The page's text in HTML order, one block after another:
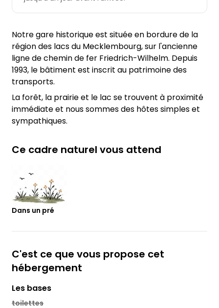
Notre gare historique est située en bordure de la
région des lacs du Mecklembourg, sur l'ancienne
ligne de chemin de fer Friedrich-Wilhelm. Depuis
1993, le bâtiment est inscrit au patrimoine des
transports.
La forêt, la prairie et le lac se trouvent à proximité
immédiate et nous sommes des hôtes simples et
sympathiques.
Ce cadre naturel vous attend
Dans un pré
C'est ce que vous propose cet
hébergement
Les bases
toilettes